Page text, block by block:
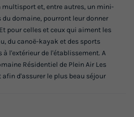
et, entre autres, un mini-
domaine, pourront leur donner
pour celles et ceux qui aiment les
du canoë-kayak et des sports
l'extérieur de l'établissement. A
Résidentiel de Plein Air Les
d'assurer le plus beau séjour